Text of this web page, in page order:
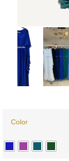
Color